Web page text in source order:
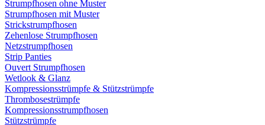
Strumpfhosen ohne Muster
Strumpfhosen mit Muster
Strickstrumpfhosen
Zehenlose Strumpfhosen
Netzstrumpfhosen
Strip Panties
Ouvert Strumpfhosen
Wetlook & Glanz
Kompressionsstrümpfe & Stützstrümpfe
Thrombosestrümpfe
Kompressionsstrumpfhosen
Stützstrümpfe